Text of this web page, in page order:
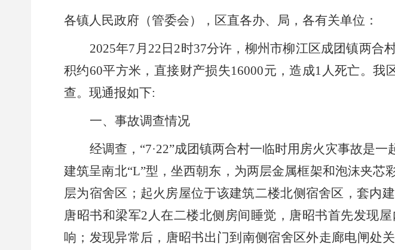
各镇人民政府（管委会），区直各办、局，各有关单位：
2025年7 月 22 日 2时37分许，柳州市柳江区成团镇两合
积约60平方米，直接财产损失16000元，造成1 人死亡。我
查。现通报如下:
一、 事故调查情况
经调查， “7·22”成团镇两合村一临时用房火灾事故是一
建筑呈南北“L”型，坐西朝东，为两层金属框架和泡沫夹芯
层为宿舍区；起火房屋位于该建筑二楼北侧宿舍区，套内
唐昭书和梁军2 人在二楼北侧房间睡觉，唐昭书首先发现
响；发现异常后，唐昭书出门到南侧宿舍区外走廊电闸处